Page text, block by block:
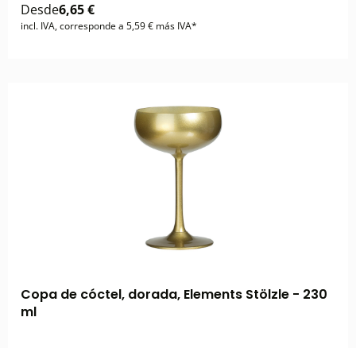
Desde6,65 €
incl. IVA, corresponde a 5,59 € más IVA*
Copa de cóctel, dorada, Elements Stölzle - 230
ml